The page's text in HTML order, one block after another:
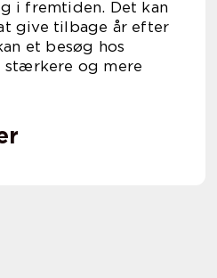
i fremtiden. Det kan
give tilbage år efter
et besøg hos
og mere